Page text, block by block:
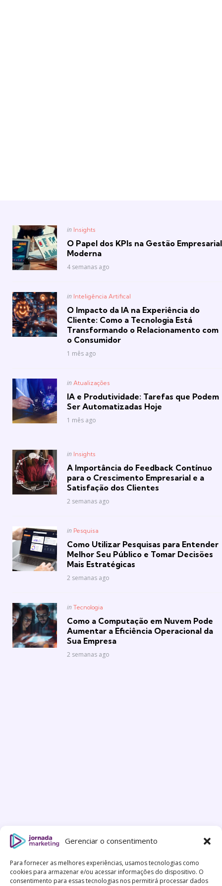
Gerenciar o consentimento
Para fornecer as melhores experiências, usamos tecnologias como
cookies para armazenar e/ou acessar informações do dispositivo. O
consentimento para essas tecnologias nos permitirá processar dados
Posted
in Insights
O Papel dos KPIs na Gestão Empresarial
Moderna
4 semanas ago
Posted
in Inteligência Artifical
O Impacto da IA na Experiência do
Cliente: Como a Tecnologia Está
Transformando o Relacionamento com
o Consumidor
1 mês ago
Posted
in Atualizações
IA e Produtividade: Tarefas que Podem
Ser Automatizadas Hoje
1 mês ago
Posted
in Insights
A Importância do Feedback Contínuo
para o Crescimento Empresarial e a
Satisfação dos Clientes
2 semanas ago
Posted
in Pesquisa
Como Utilizar Pesquisas para Entender
Melhor Seu Público e Tomar Decisões
Mais Estratégicas
2 semanas ago
Posted
in Tecnologia
Como a Computação em Nuvem Pode
Aumentar a Eficiência Operacional da
Sua Empresa
2 semanas ago